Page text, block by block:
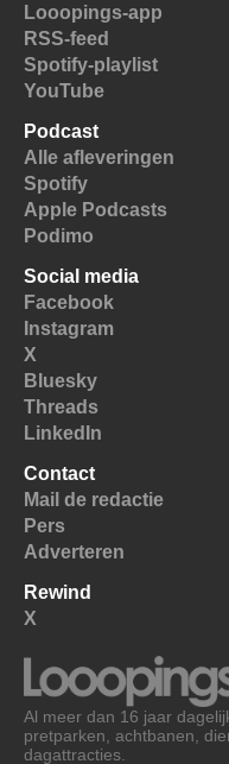
Looopings-app
RSS-feed
Spotify-playlist
YouTube
Podcast
Alle afleveringen
Spotify
Apple Podcasts
Podimo
Social media
Facebook
Instagram
X
Bluesky
Threads
LinkedIn
Contact
Mail de redactie
Pers
Adverteren
Rewind
X
Al meer dan 16 jaar
pretparken, achtbanen,
dagattracties.